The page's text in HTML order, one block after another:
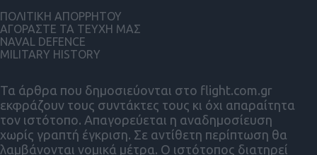
Τα άρθρα που δημοσιεύονται στο flight.com.gr
εκφράζουν τους συντάκτες τους κι όχι απαραίτητα
τον ιστότοπο. Απαγορεύεται η αναδημοσίευση
χωρίς γραπτή έγκριση. Σε αντίθετη περίπτωση θα
λαμβάνονται νομικά μέτρα. Ο ιστότοπος διατηρεί
ΠΟΛΙΤΙΚΗ ΑΠΟΡΡΗΤΟΥ
ΑΓΟΡΑΣΤΕ ΤΑ ΤΕΥΧΗ ΜΑΣ
NAVAL DEFENCE
MILITARY HISTORY